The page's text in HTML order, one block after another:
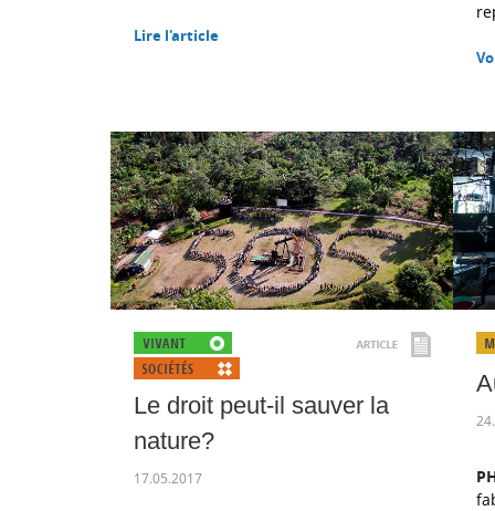
Lire l'article
Le droit peut-il sauver la
nature?
17.05.2017